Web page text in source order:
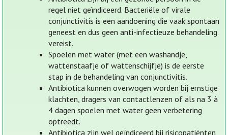
regel niet geïndiceerd. Bacteriële of virale
conjunctivitis is een aandoening die vaak spontaan
geneest en dus geen anti-infectieuze behandeling
vereist.
Spoelen met water (met een washandje,
wattenstaafje of wattenschijfje) is de eerste
stap in de behandeling van conjunctivitis.
Antibiotica kunnen overwogen worden bij ernstige
klachten, dragers van contactlenzen of als na 3 à
4 dagen spoelen met water geen verbetering
optreedt.
Antibiotica zijn wel geïndiceerd bij risicopatiënten